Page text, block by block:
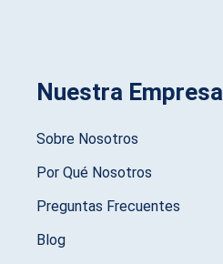
Nuestra Empresa
Sobre Nosotros
Por Qué Nosotros
Preguntas Frecuentes
Blog